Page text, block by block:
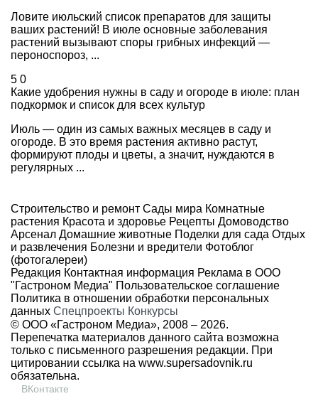
Ловите июльский список препаратов для защиты
ваших растений! В июле основные заболевания
растений вызывают споры грибных инфекций —
пероноспороз, ...
5 0
Какие удобрения нужны в саду и огороде в июле: план
подкормок и список для всех культур
Июль — один из самых важных месяцев в саду и
огороде. В это время растения активно растут,
формируют плоды и цветы, а значит, нуждаются в
регулярных ...
Строительство и ремонт Сады мира Комнатные
растения Красота и здоровье Рецепты Домоводство
Арсенал Домашние животные Поделки для сада Отдых
и развлечения Болезни и вредители Фотоблог
(фотогалереи)
Редакция Контактная информация Реклама в ООО
"Гастроном Медиа" Пользовательское соглашение
Политика в отношении обработки персональных
данных Спецпроекты Конкурсы
© ООО «Гастроном Медиа», 2008 – 2026.
Перепечатка материалов данного сайта возможна
только с письменного разрешения редакции. При
цитировании ссылка на www.supersadovnik.ru
обязательна.
ВКонтакте